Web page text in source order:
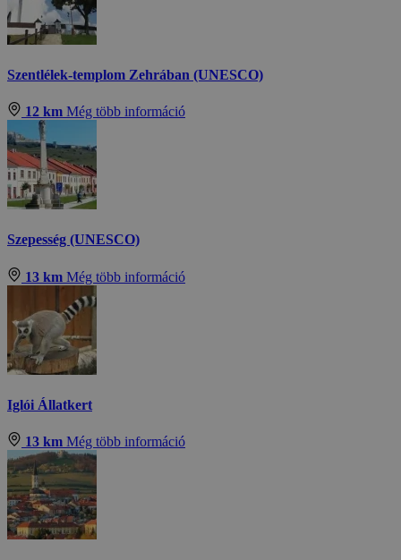
Szentlélek-templom Zehrában (UNESCO)
12 km Még több információ
Szepesség (UNESCO)
13 km Még több információ
Iglói Állatkert
13 km Még több információ